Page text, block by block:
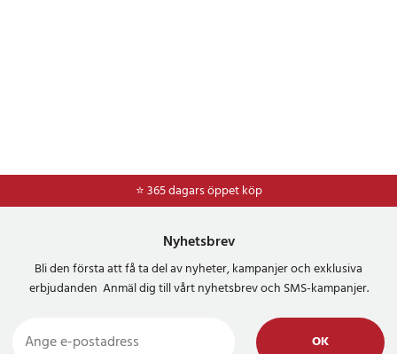
⭐ 365 dagars öppet köp
Nyhetsbrev
Bli den första att få ta del av nyheter, kampanjer och exklusiva
erbjudanden Anmäl dig till vårt nyhetsbrev och SMS-kampanjer.
OK